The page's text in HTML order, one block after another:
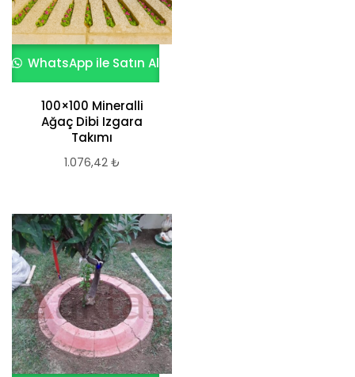
WhatsApp ile Satın Al
100×100 Mineralli
Ağaç Dibi Izgara
Takımı
1.076,42 ₺